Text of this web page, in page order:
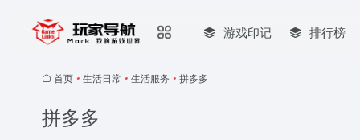
游戏印记 排行榜
首页 • 生活日常 • 生活服务 • 拼多多
拼多多